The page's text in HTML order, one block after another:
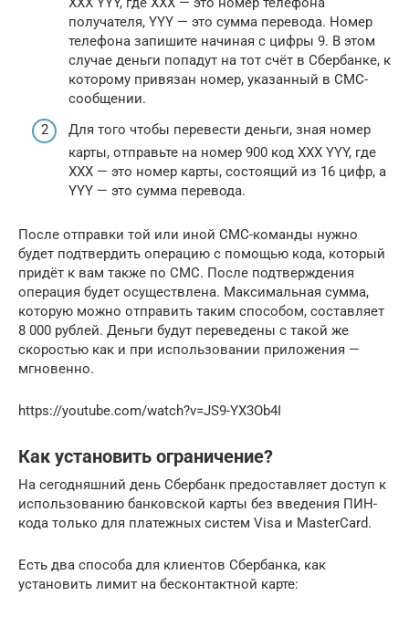
получателя, YYY — это сумма перевода. Номер
телефона запишите начиная с цифры 9. В этом
случае деньги попадут на тот счёт в Сбербанке, к
которому привязан номер, указанный в СМС-
сообщении.
Для того чтобы перевести деньги, зная номер
карты, отправьте на номер 900 код XXX YYY, где
XXX — это номер карты, состоящий из 16 цифр, а
YYY — это сумма перевода.
После отправки той или иной СМС-команды нужно
будет подтвердить операцию с помощью кода, который
придёт к вам также по СМС. После подтверждения
операция будет осуществлена. Максимальная сумма,
которую можно отправить таким способом, составляет
8 000 рублей. Деньги будут переведены с такой же
скоростью как и при использовании приложения —
мгновенно.
https://youtube.com/watch?v=JS9-YX3Ob4I
Как установить ограничение?
На сегодняшний день Сбербанк предоставляет доступ к
использованию банковской карты без введения ПИН-
кода только для платежных систем Visa и MasterCard.
Есть два способа для клиентов Сбербанка, как
установить лимит на бесконтактной карте: